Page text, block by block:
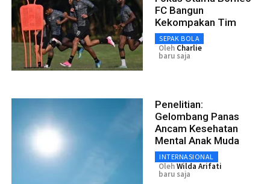
FC Bangun
Kekompakan Tim
SEPAK BOLA
Oleh Charlie
baru saja
Penelitian:
Gelombang Panas
Ancam Kesehatan
Mental Anak Muda
INTERNASIONAL
OlehWilda Arifati
baru saja